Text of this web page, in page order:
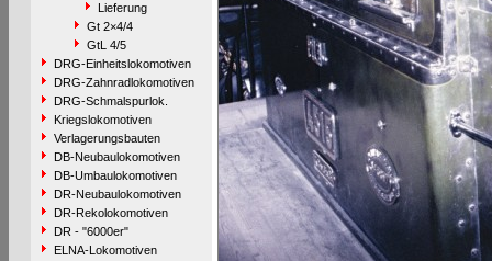
Lieferung
Gt 2×4/4
GtL 4/5
DRG-Einheitslokomotiven
DRG-Zahnradlokomotiven
DRG-Schmalspurlok.
Kriegslokomotiven
Verlagerungsbauten
DB-Neubaulokomotiven
DB-Umbaulokomotiven
DR-Neubaulokomotiven
DR-Rekolokomotiven
DR - "6000er"
ELNA-Lokomotiven